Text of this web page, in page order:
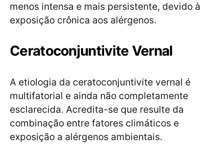
menos intensa e mais persistente, devido à
exposição crônica aos alérgenos.
Ceratoconjuntivite Vernal
A etiologia da ceratoconjuntivite vernal é
multifatorial e ainda não completamente
esclarecida. Acredita-se que resulte da
combinação entre fatores climáticos e
exposição a alérgenos ambientais.